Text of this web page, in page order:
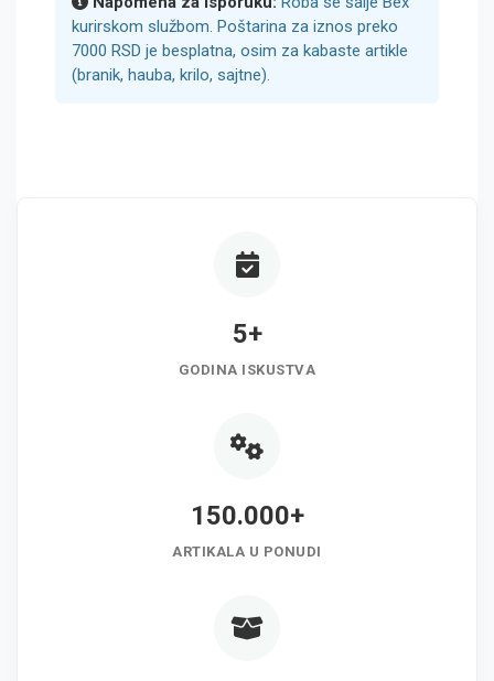
kurirskom službom. Poštarina za iznos preko
7000 RSD je besplatna, osim za kabaste artikle
(branik, hauba, krilo, sajtne).
5+
GODINA ISKUSTVA
150.000+
ARTIKALA U PONUDI